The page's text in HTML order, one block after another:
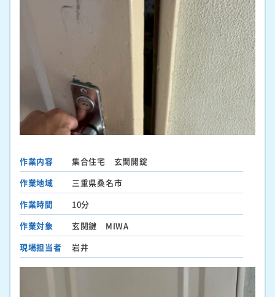
作業内容
集合住宅 玄関開錠
作業地域
三重県桑名市
作業時間
10分
作業対象
玄関鍵 MIWA
現場担当者
岩井